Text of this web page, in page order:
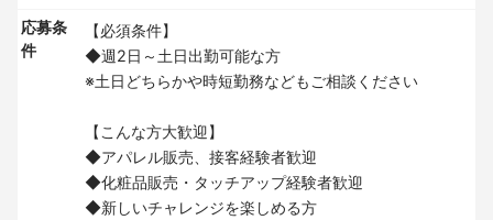
応募条
件
【必須条件】
◆週2日～土日出勤可能な方
※土日どちらかや時短勤務などもご相談ください
【こんな方大歓迎】
◆アパレル販売、接客経験者歓迎
◆化粧品販売・タッチアップ経験者歓迎
◆新しいチャレンジを楽しめる方